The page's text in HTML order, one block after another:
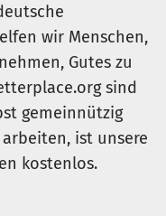
wir Menschen,
Gutes zu
sind
gemeinnützig
ist unsere
kostenlos.